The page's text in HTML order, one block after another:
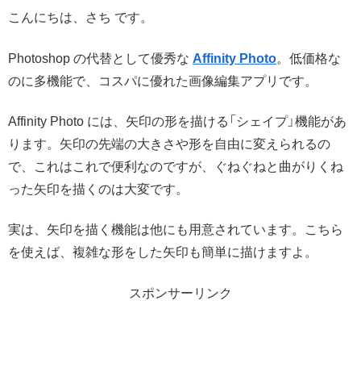
こんにちは、さち です。
Photoshop の代替として優秀な Affinity Photo。低価格な
のに多機能で、コスパに優れた画像編集アプリです。
Affinity Photo には、矢印の形を描ける「シェイプ」機能があ
ります。矢印の先端の大きさや形を自由に変えられるの
で、これはこれで便利なのですが、ぐねぐねと曲がりくね
った矢印を描くのは大変です。
実は、矢印を描く機能は他にも用意されています。こちら
を使えば、複雑な形をした矢印も簡単に描けますよ。
スポンサーリンク